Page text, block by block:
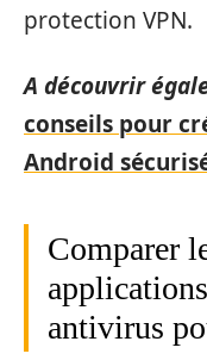
protection VPN.
A découvrir
conseils pour
Android
Comparer
antivirus